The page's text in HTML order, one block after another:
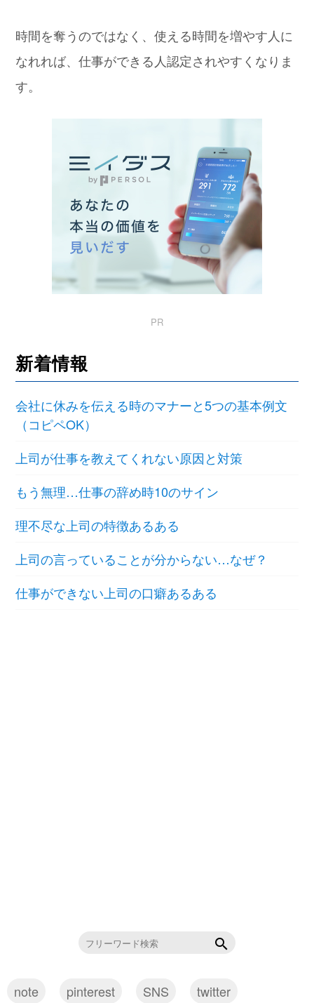
時間を奪うのではなく、使える時間を増やす人に
なれれば、仕事ができる人認定されやすくなりま
す。
PR
新着情報
会社に休みを伝える時のマナーと5つの基本例文
（コピペOK）
上司が仕事を教えてくれない原因と対策
もう無理…仕事の辞め時10のサイン
理不尽な上司の特徴あるある
上司の言っていることが分からない…なぜ？
仕事ができない上司の口癖あるある
note pinterest SNS twitter